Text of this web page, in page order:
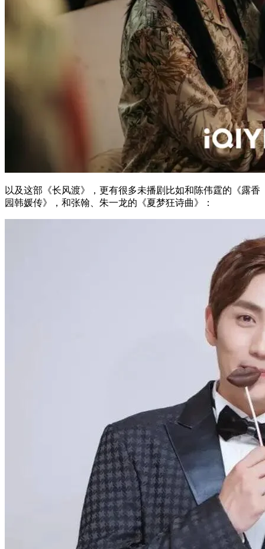
以及这部《长风渡》，更有很多未播剧比如和陈伟霆的《露香
园韩媛传》，和张翰、朱一龙的《夏梦狂诗曲》：